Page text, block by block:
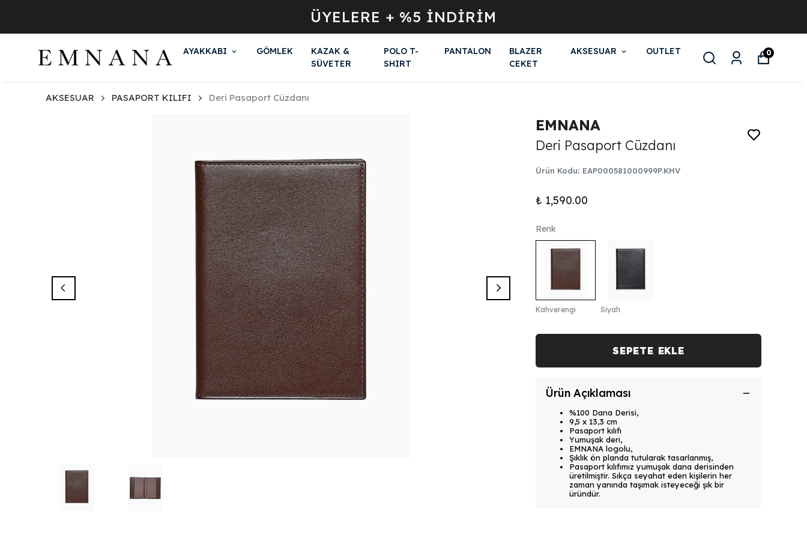
ÜYELERE + %5 İNDİRİM
AYAKKABI GÖMLEK
KAZAK &
SÜVETER
POLO T-
SHIRT
PANTALON
BLAZER
CEKET
AKSESUAR OUTLET 0
AKSESUAR PASAPORT KILIFI Deri Pasaport Cüzdanı
EMNANA
Deri Pasaport Cüzdanı
Ürün Kodu: EAP000581000999P.KHV
₺ 1,590.00
Renk
Kahverengi Siyah
SEPETE EKLE
Ürün Açıklaması
%100 Dana Derisi,
9,5 x 13,3 cm
Pasaport kılıfı
Yumuşak deri,
EMNANA logolu,
Şıklık ön planda tutularak tasarlanmış,
Pasaport kılıfımız yumuşak dana derisinden
üretilmiştir. Sıkça seyahat eden kişilerin her
zaman yanında taşımak isteyeceği şık bir
üründür.